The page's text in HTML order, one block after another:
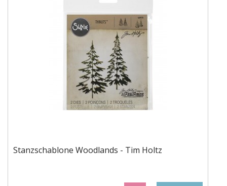
Stanzschablone Woodlands - Tim Holtz